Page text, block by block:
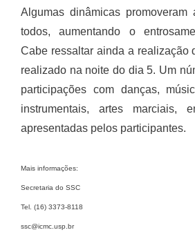
Algumas dinâmicas promoveram
todos, aumentando o
Cabe ressaltar ainda a realização
realizado na noite do dia 5. Um
participações com danças,
instrumentais, artes marciais,
apresentadas pelos participantes.
Mais informações:
Secretaria do SSC
Tel. (16) 3373-8118
ssc@icmc.usp.br